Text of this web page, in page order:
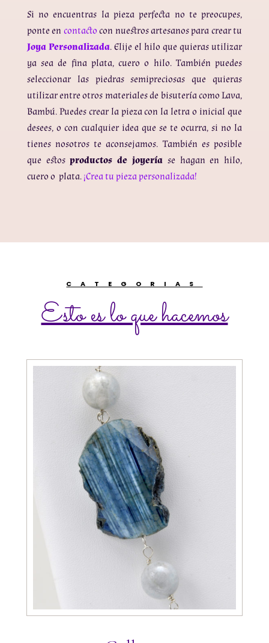
Si no encuentras la pieza perfecta no te preocupes,
ponte en contactocon nuestros artesanos para crear tu
Joya Personalizada. Elije el hilo que quieras utilizar
ya sea de fina plata, cuero o hilo. También puedes
seleccionar las piedras semipreciosas que quieras
utilizar entre otros materiales de bisutería como Lava,
Bambú. Puedes crear la pieza con la letra o inicial que
desees, o con cualquier idea que se te ocurra, si no la
tienes nosotros te aconsejamos. También es posible
que estosproductos de joyería se hagan en hilo,
cuero o plata.¡Crea tu pieza personalizada!
CATEGORIAS
Esto es lo que hacemos